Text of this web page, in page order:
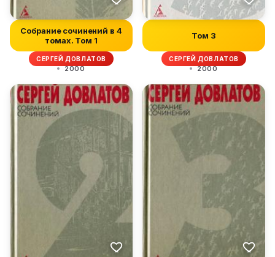
Собрание сочинений в 4
томах. Том 1
СЕРГЕЙ ДОВЛАТОВ
2000
Том 3
СЕРГЕЙ ДОВЛАТОВ
2000